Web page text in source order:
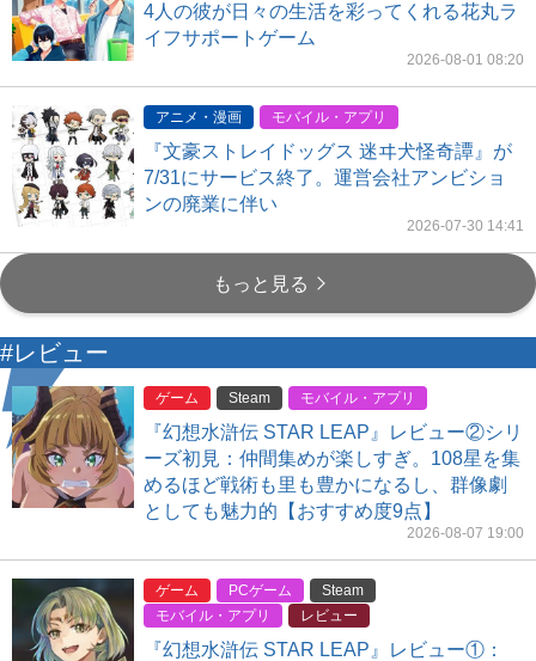
4人の彼が日々の生活を彩ってくれる花丸ラ
イフサポートゲーム
2026-08-01 08:20
アニメ・漫画 モバイル・アプリ
『文豪ストレイドッグス 迷ヰ犬怪奇譚』が
7/31にサービス終了。運営会社アンビショ
ンの廃業に伴い
2026-07-30 14:41
もっと見る
#レビュー
ゲーム Steam モバイル・アプリ
『幻想水滸伝 STAR LEAP』レビュー②シリ
ーズ初見：仲間集めが楽しすぎ。108星を集
めるほど戦術も里も豊かになるし、群像劇
としても魅力的【おすすめ度9点】
2026-08-07 19:00
ゲーム PCゲーム
Steam
モバイル・アプリ
レビュー
『幻想水滸伝 STAR LEAP』レビュー①：